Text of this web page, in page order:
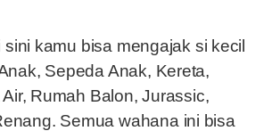
kamu bisa mengajak si kecil
Sepeda Anak, Kereta,
Rumah Balon, Jurassic,
Semua wahana ini bisa